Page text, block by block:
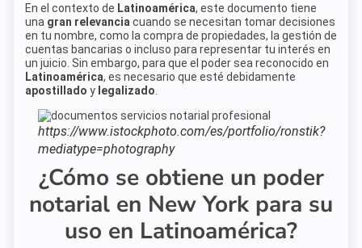
En el contexto de Latinoamérica, este documento tiene
una gran relevancia cuando se necesitan tomar decisiones
en tu nombre, como la compra de propiedades, la gestión de
cuentas bancarias o incluso para representar tu interés en
un juicio. Sin embargo, para que el poder sea reconocido en
Latinoamérica, es necesario que esté debidamente
apostillado y legalizado
https://www.istockphoto.com/es/portfolio/ronstik?
mediatype=photography
¿Cómo se obtiene un poder
notarial en New York para su
uso en Latinoamérica?